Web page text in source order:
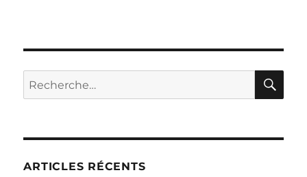
Recherche
pour :
ARTICLES RÉCENTS